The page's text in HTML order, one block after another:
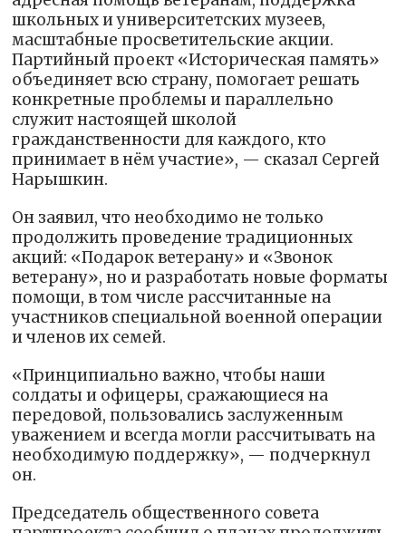
школьных и университетских музеев,
масштабные просветительские акции.
Партийный проект «Историческая память»
объединяет всю страну, помогает решать
конкретные проблемы и параллельно
служит настоящей школой
гражданственности для каждого, кто
принимает в нём участие», — сказал Сергей
Нарышкин.
Он заявил, что необходимо не только
продолжить проведение традиционных
акций: «Подарок ветерану» и «Звонок
ветерану», но и разработать новые форматы
помощи, в том числе рассчитанные на
участников специальной военной операции
и членов их семей.
«Принципиально важно, чтобы наши
солдаты и офицеры, сражающиеся на
передовой, пользовались заслуженным
уважением и всегда могли рассчитывать на
необходимую поддержку», — подчеркнул
он.
Председатель общественного совета